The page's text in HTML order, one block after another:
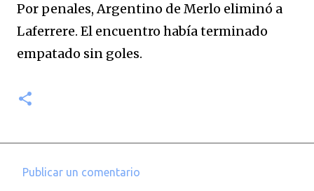
Por penales, Argentino de Merlo eliminó a
Laferrere. El encuentro había terminado
empatado sin goles.
Publicar un comentario